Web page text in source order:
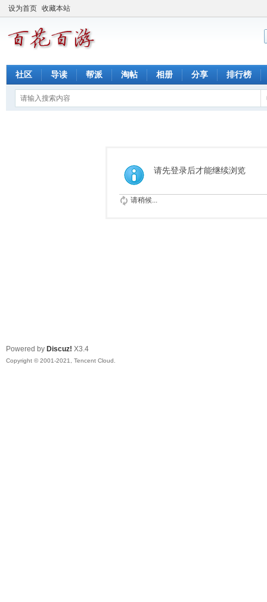
设为首页 收藏本站
社区 导读 帮派 淘帖 相册 分享 排行榜
请先登录后才能继续浏览
请稍候...
Powered by Discuz! X3.4
Copyright © 2001-2021, Tencent Cloud.